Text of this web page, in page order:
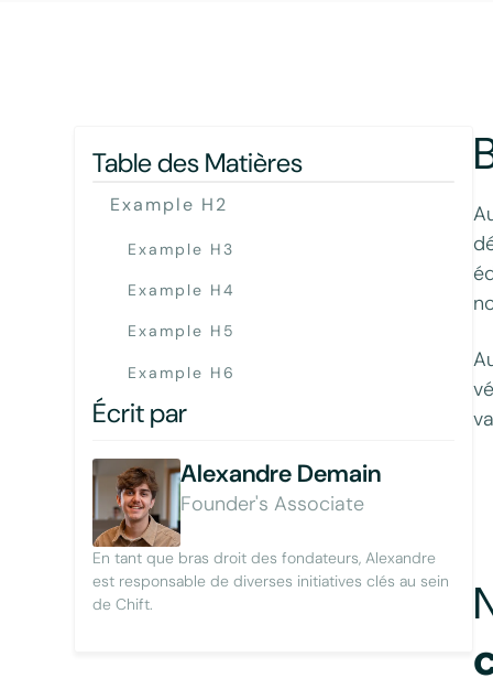
Table des Matières
Example H2
Example H3
Example H4
Example H5
Example H6
Écrit par
Alexandre Demain
Founder's Associate
En tant que bras droit des fondateurs, Alexandre
est responsable de diverses initiatives clés au sein
de Chift.